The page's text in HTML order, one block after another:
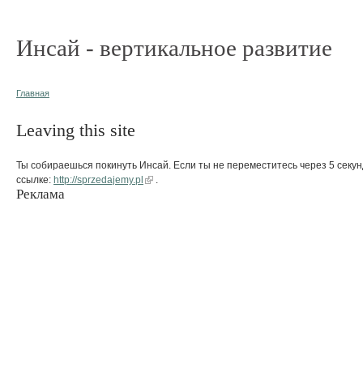
Инсай - вертикальное развитие
Главная
Leaving this site
Ты собираешься покинуть Инсай. Если ты не переместитесь через 5
ссылке: http://sprzedajemy.pl
Реклама